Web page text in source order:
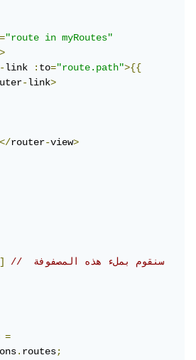
="route in myRoutes"
>
-link :to="route.path">{{
-link>
router-view>
// سنقوم بملء هذه المصفوفة
=
.routes;